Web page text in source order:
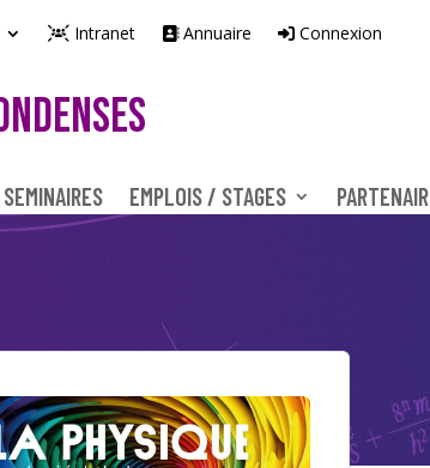
Intranet Annuaire Connexion
SEMINAIRES EMPLOIS / STAGES